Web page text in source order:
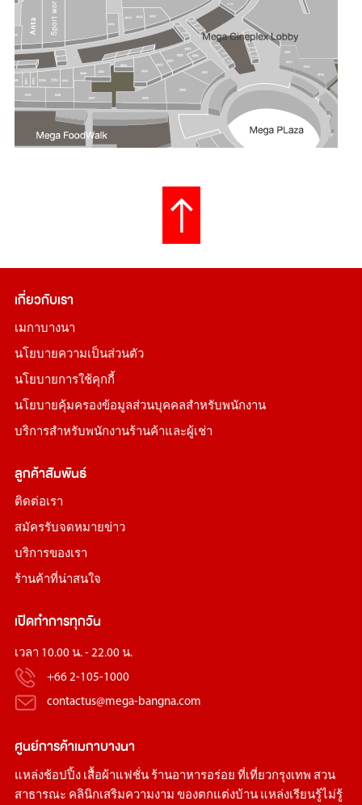
เกี่ยวกับเรา
เมกาบางนา
นโยบายความเป็นส่วนตัว
นโยบายการใช้คุกกี้
นโยบายคุ้มครองข้อมูลส่วนบุคคลสำหรับพนักงาน
บริการสำหรับพนักงานร้านค้าและผู้เช่า
ลูกค้าสัมพันธ์
ติดต่อเรา
สมัครรับจดหมายข่าว
บริการของเรา
ร้านค้าที่น่าสนใจ
เปิดทำการทุกวัน
เวลา 10.00 น. - 22.00 น.
+66 2-105-1000
contactus@mega-bangna.com
ศูนย์การค้าเมกาบางนา
แหล่งช้อปปิ้ง เสื้อผ้าแฟชั่น ร้านอาหารอร่อย ที่เที่ยวกรุงเทพ สวน
สาธารณะ คลินิกเสริมความงาม ของตกแต่งบ้านแหล่งเรียนรู้ไม่รู้